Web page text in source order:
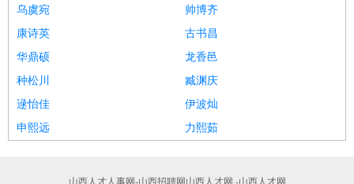
乌虞宛
帅博齐
康诗英
古书昌
华鼎硕
龙香邑
种松川
臧渊庆
逯怡佳
伊波灿
申熙远
力熙茹
山西人才人事网-山西招聘网山西人才网 -山西人才网